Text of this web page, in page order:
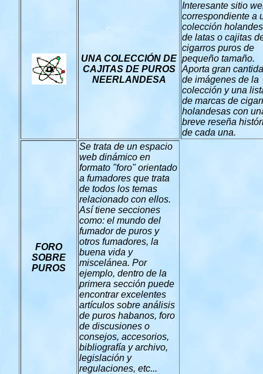
UNA COLECCIÓN DE
CAJITAS DE PUROS
NEERLANDESA
Interesante sitio
correspondiente a
colección
de latas o cajitas
cigarros puros de
pequeño tamaño.
Aporta gran
de imágenes de la
colección y una
de marcas de
holandesas con
breve reseña
de cada una.
FORO
SOBRE
PUROS
Se trata de un espacio
web dinámico en
formato "foro" orientado
a fumadores que trata
de todos los temas
relacionado con ellos.
Así tiene secciones
como: el mundo del
fumador de puros y
otros fumadores, la
buena vida y
miscelánea. Por
ejemplo, dentro de la
primera sección puede
encontrar excelentes
artículos sobre análisis
de puros habanos, foro
de discusiones o
consejos, accesorios,
bibliografía y archivo,
legislación y
regulaciones, etc...